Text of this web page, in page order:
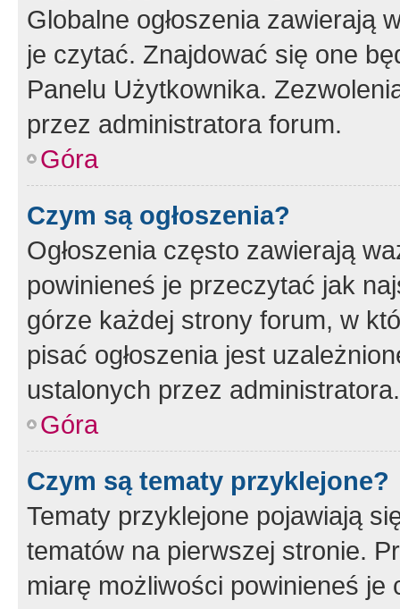
Globalne ogłoszenia zawierają
je czytać. Znajdować się one
Panelu Użytkownika.
przez administratora forum.
Góra
Czym są ogłoszenia?
Ogłoszenia często zawierają
powinieneś je przeczytać jak
górze każdej strony forum, w
pisać ogłoszenia jest
ustalonych przez administratora.
Góra
Czym są tematy przyklejone?
Tematy przyklejone pojawiają
tematów na pierwszej stronie.
miarę możliwości powinieneś je